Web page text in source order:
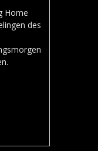
Home
des